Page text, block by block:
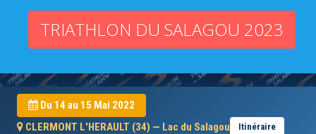
TRIATHLON DU SALAGOU 2023
Du 14 au 15 Mai 2022
CLERMONT L'HERAULT (34) — Lac du Salagou
Itinéraire